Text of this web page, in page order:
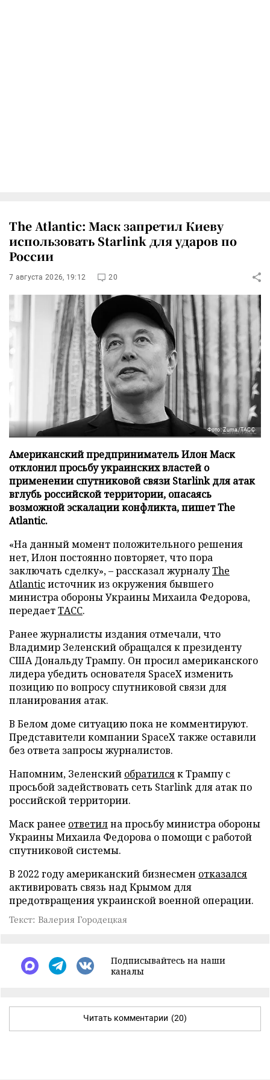
The Atlantic: Маск запретил Киеву
использовать Starlink для ударов по
России
7 августа 2026, 19:12 20
Фото: Zuma/ТАСС
Американский предприниматель Илон Маск
отклонил просьбу украинских властей о
применении спутниковой связи Starlink для атак
вглубь российской территории, опасаясь
возможной эскалации конфликта, пишет The
Atlantic.
«На данный момент положительного решения
нет, Илон постоянно повторяет, что пора
заключать сделку», – рассказал журналуThe
Atlanticисточник из окружения бывшего
министра обороны Украины Михаила Федорова,
передаетТАСС.
Ранее журналисты издания отмечали, что
Владимир Зеленский обращался к президенту
США Дональду Трампу. Он просил американского
лидера убедить основателя SpaceX изменить
позицию по вопросу спутниковой связи для
планирования атак.
В Белом доме ситуацию пока не комментируют.
Представители компании SpaceX также оставили
без ответа запросы журналистов.
Напомним, Зеленский обратилсяк Трампу с
просьбой задействовать сеть Starlink для атак по
российской территории.
Маск ранее ответилна просьбу министра обороны
Украины Михаила Федорова о помощи с работой
спутниковой системы.
В 2022 году американский бизнесмен отказался
активировать связь над Крымом для
предотвращения украинской военной операции.
Текст: Валерия Городецкая
Подписывайтесь на наши
каналы
Читать комментарии (20)